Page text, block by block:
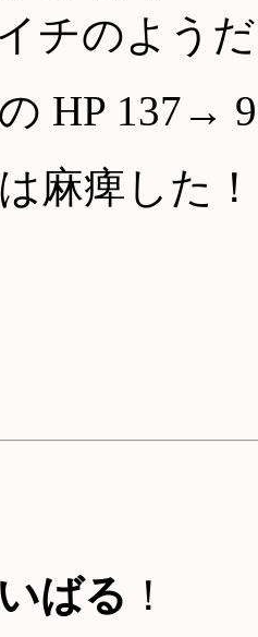
チのようだ
の HP 137→
は麻痺した！
いばる ！